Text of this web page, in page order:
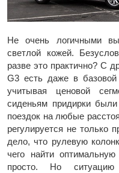
Не очень логичными
светлой кожей.
разве это практично? С
G3 есть даже в базовой
учитывая ценовой
сиденьям придирки
поездок на любые
регулируется не только
дело, что рулевую
чего найти
просто. Но ситуацию